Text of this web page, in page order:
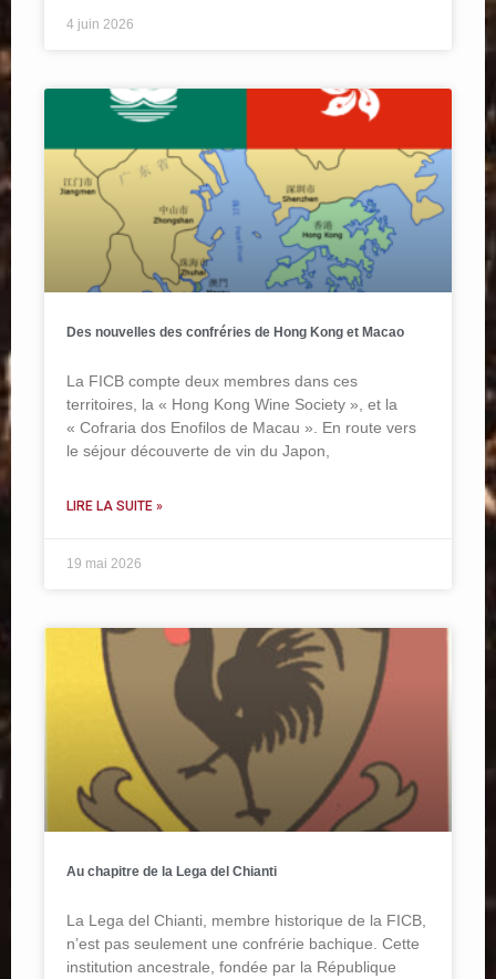
4 juin 2026
Des nouvelles des confréries de Hong Kong et Macao
La FICB compte deux membres dans ces
territoires, la « Hong Kong Wine Society », et la
« Cofraria dos Enofilos de Macau ». En route vers
le séjour découverte de vin du Japon,
LIRE LA SUITE »
19 mai 2026
Au chapitre de la Lega del Chianti
La Lega del Chianti, membre historique de la FICB,
n’est pas seulement une confrérie bachique. Cette
institution ancestrale, fondée par la République